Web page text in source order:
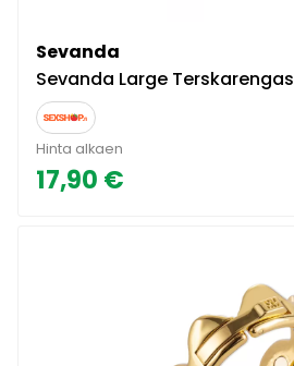
Sevanda
Sevanda Large Terskarengas
Hinta alkaen
17,90 €